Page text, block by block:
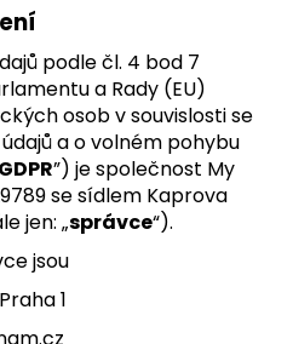
podle čl. 4 bod 7
a Rady (EU)
osob v souvislosti se
a o volném pohybu
GDPR”) je společnost My
se sídlem Kaprova
jen: „správce“).
jsou
1